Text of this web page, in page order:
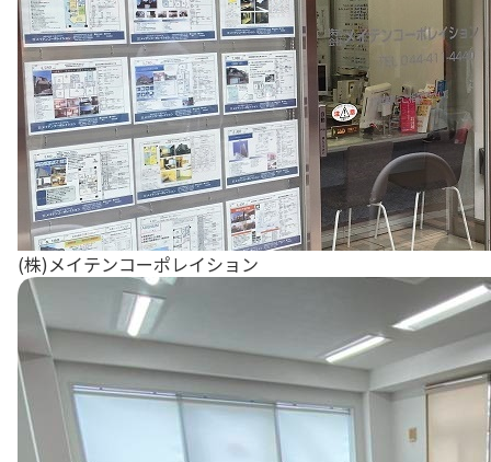
(株)メイテンコーポレイション